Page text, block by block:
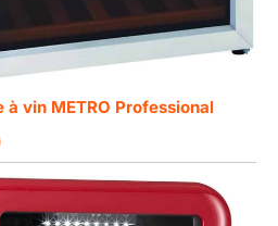
à vin METRO Professional